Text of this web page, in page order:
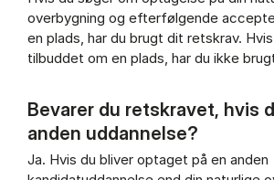
overbygning og efterfølgende
en plads, har du brugt dit retskrav.
tilbuddet om en plads, har du ikke
Bevarer du retskravet, hvis
anden uddannelse?
Ja. Hvis du bliver optaget på en anden